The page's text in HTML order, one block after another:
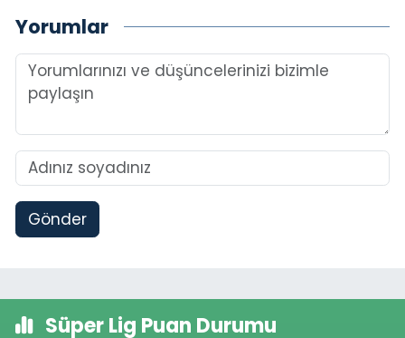
Yorumlar
Gönder
Süper Lig Puan Durumu